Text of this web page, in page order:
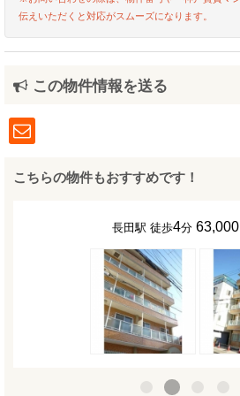
伝えいただくと対応がスムーズになります。
この物件情報を送る
こちらの物件もおすすめです！
長田駅 徒歩4分 63,000